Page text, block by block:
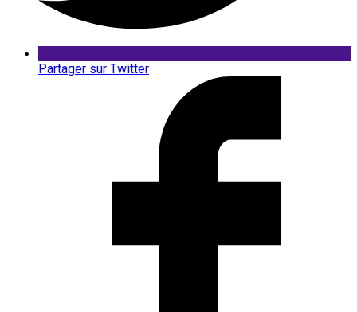
Partager sur Twitter